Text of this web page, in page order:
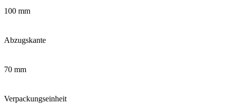
100 mm
Abzugskante
70 mm
Verpackungseinheit